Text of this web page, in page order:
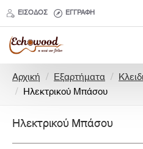
ΕΊΣΟΔΟΣ ΕΓΓΡΑΦΉ
Αρχική
o
e
Εξαρτήματα
Ηλεκτρικού Μπάσου
Ηλεκτρικού Μπάσου